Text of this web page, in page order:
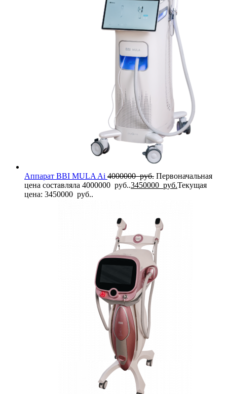
Аппарат BBI MULA Ai 4000000руб. Первоначальная
цена составляла 4000000 руб..3450000 руб.Текущая
цена: 3450000 руб..